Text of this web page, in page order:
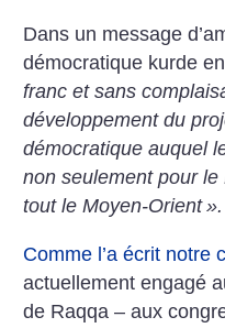
Dans un message
démocratique kurde
franc et sans
développement du
démocratique auquel
non seulement pour
tout le Moyen-Orient ».
Comme l’a écrit notre
actuellement engagé
de Raqqa – aux